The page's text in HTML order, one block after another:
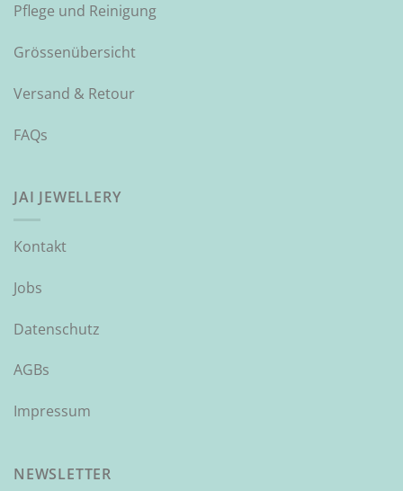
Pflege und Reinigung
Grössenübersicht
Versand & Retour
FAQs
JAI JEWELLERY
Kontakt
Jobs
Datenschutz
AGBs
Impressum
NEWSLETTER